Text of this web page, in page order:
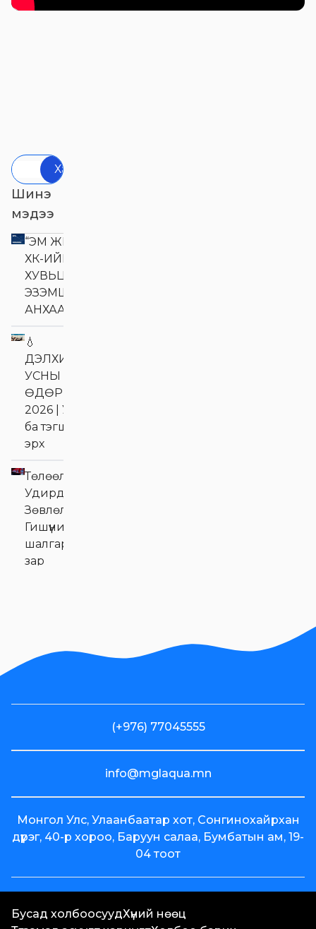
Хайх
Шинэ
мэдээ
“ЭМ ЖИ ЭЛ АКУА”
ХК-ИЙН
ХУВЬЦАА
ЭЗЭМШИГЧДИЙН
АНХААРАЛД
💧
ДЭЛХИЙН
УСНЫ
ӨДӨР
2026 | Ус
ба тэгш
эрх
Төлөөлөн
Удирдах
Зөвлөлийн
Гишүүний сонгон
шалгаруулалтын
зар
олон нийтээс
"Байртай
хөтөлбөрийн
хоёр өрөө
(+976) 77045555
info@mglaqua.mn
Монгол Улс, Улаанбаатар хот, Сонгинохайрхан
дүүрэг, 40-р хороо, Баруун салаа, Бумбатын ам, 19-
04 тоот
Бусад холбоосуудХүний нөөц
(+976) 77045555
Монгол Улс,